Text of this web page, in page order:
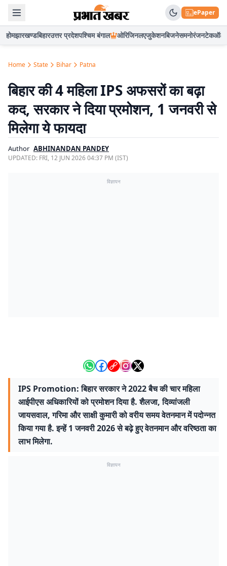
ePaper
होमझारखण्डबिहारउत्तर प्रदेशपश्चिम बंगाल ओरिजिनलएजुकेशनबिजनेसमनोरंजनटेकऑटो
Home State Bihar Patna
बिहार की 4 महिला IPS अफसरों का बढ़ा
कद, सरकार ने दिया प्रमोशन, 1 जनवरी से
मिलेगा ये फायदा
Author ABHINANDAN PANDEY
UPDATED: FRI, 12 JUN 2026 04:37 PM (IST)
विज्ञापन
IPS Promotion: बिहार सरकार ने 2022 बैच की चार महिला
आईपीएस अधिकारियों को प्रमोशन दिया है. शैलजा, दिव्यांजली
जायसवाल, गरिमा और साक्षी कुमारी को वरीय समय वेतनमान में पदोन्नत
किया गया है. इन्हें 1 जनवरी 2026 से बढ़े हुए वेतनमान और वरिष्ठता का
लाभ मिलेगा.
विज्ञापन